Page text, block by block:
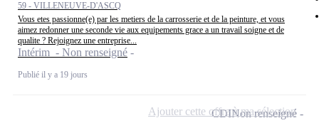
59 - VILLENEUVE-D'ASCQ
Vous etes passionne(e) par les metiers de la carrosserie et de la peinture, et vous
aimez redonner une seconde vie aux equipements grace a un travail soigne et de
qualite ? Rejoignez une entreprise...
Intérim - Non renseigné
Publié il y a 19 jours
CDINon renseigné
Ajouter cette offre à ma sélection